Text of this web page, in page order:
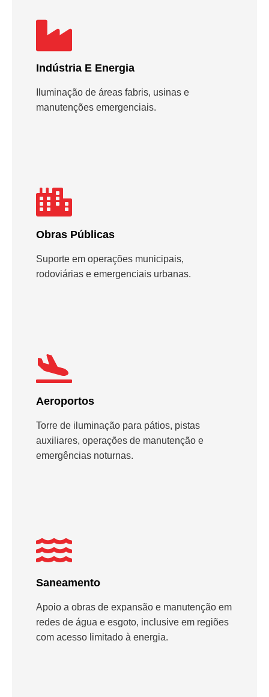
Indústria E Energia
Iluminação de áreas fabris, usinas e
manutenções emergenciais.
Obras Públicas
Suporte em operações municipais,
rodoviárias e emergenciais urbanas.
Aeroportos
Torre de iluminação para pátios, pistas
auxiliares, operações de manutenção e
emergências noturnas.
Saneamento
Apoio a obras de expansão e manutenção em
redes de água e esgoto, inclusive em regiões
com acesso limitado à energia.